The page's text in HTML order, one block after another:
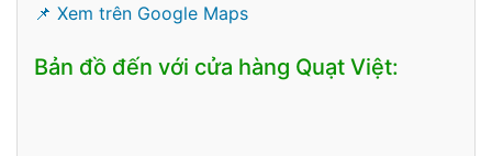
📌 Xem trên Google Maps
Bản đồ đến với cửa hàng Quạt Việt: